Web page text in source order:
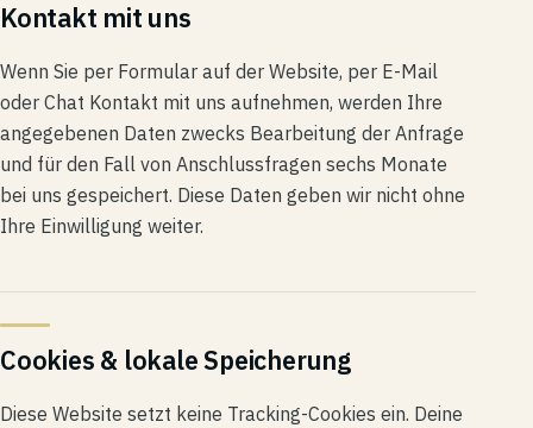
Kontakt mit uns
Wenn Sie per Formular auf der Website, per E-Mail
oder Chat Kontakt mit uns aufnehmen, werden Ihre
angegebenen Daten zwecks Bearbeitung der Anfrage
und für den Fall von Anschlussfragen sechs Monate
bei uns gespeichert. Diese Daten geben wir nicht ohne
Ihre Einwilligung weiter.
Cookies & lokale Speicherung
Diese Website setzt keine Tracking-Cookies ein. Deine